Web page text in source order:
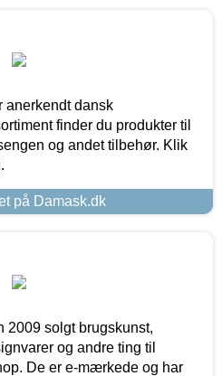
anerkendt dansk
finder du produkter til
og andet tilbehør. Klik
på Damask.dk
2009 solgt brugskunst,
og andre ting til
De er e-mærkede og har